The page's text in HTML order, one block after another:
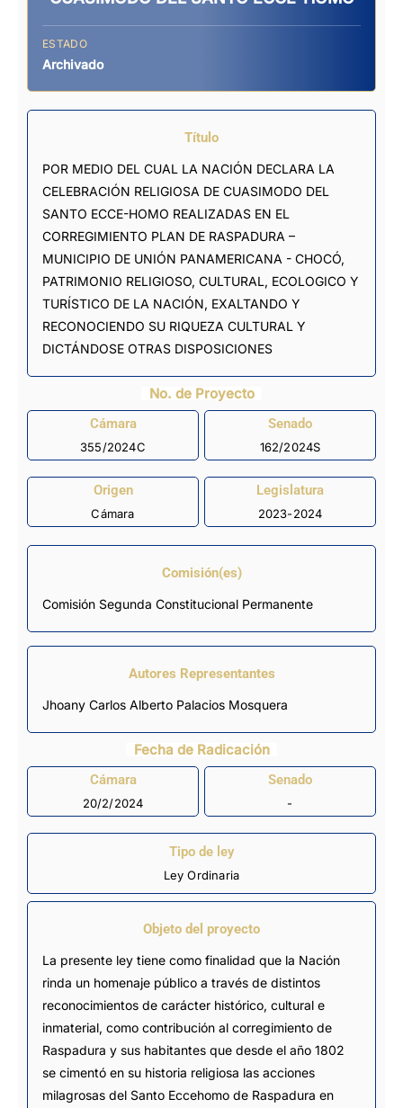
ESTADO
Archivado
Título
POR MEDIO DEL CUAL LA NACIÓN DECLARA LA
CELEBRACIÓN RELIGIOSA DE CUASIMODO DEL
SANTO ECCE-HOMO REALIZADAS EN EL
CORREGIMIENTO PLAN DE RASPADURA –
MUNICIPIO DE UNIÓN PANAMERICANA - CHOCÓ,
PATRIMONIO RELIGIOSO, CULTURAL, ECOLOGICO Y
TURÍSTICO DE LA NACIÓN, EXALTANDO Y
RECONOCIENDO SU RIQUEZA CULTURAL Y
DICTÁNDOSE OTRAS DISPOSICIONES
No. de Proyecto
Cámara
355/2024C
Senado
162/2024S
Origen
Cámara
Legislatura
2023-2024
Comisión(es)
Comisión Segunda Constitucional Permanente
Autores Representantes
Jhoany Carlos Alberto Palacios Mosquera
Fecha de Radicación
Cámara
20/2/2024
Senado
-
Tipo de ley
Ley Ordinaria
Objeto del proyecto
La presente ley tiene como finalidad que la Nación
rinda un homenaje público a través de distintos
reconocimientos de carácter histórico, cultural e
inmaterial, como contribución al corregimiento de
Raspadura y sus habitantes que desde el año 1802
se cimentó en su historia religiosa las acciones
milagrosas del Santo Eccehomo de Raspadura en